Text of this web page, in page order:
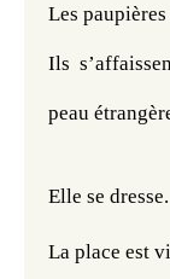
Les
Ils
peau
Elle se
La place est